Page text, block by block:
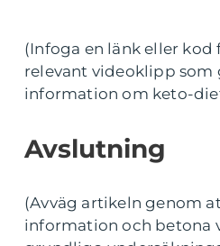
(Infoga en länk eller kod
relevant videoklipp som
information om keto-
Avslutning
(Avväg artikeln genom
information och betona